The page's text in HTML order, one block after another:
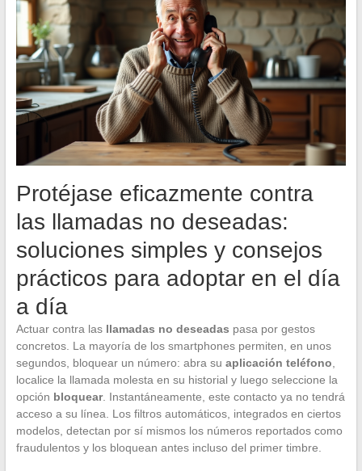
Protéjase eficazmente contra
las llamadas no deseadas:
soluciones simples y consejos
prácticos para adoptar en el día
a día
Actuar contra las llamadas no deseadas pasa por gestos
concretos. La mayoría de los smartphones permiten, en unos
segundos, bloquear un número: abra su aplicación teléfono
localice la llamada molesta en su historial y luego seleccione la
opción bloquear. Instantáneamente, este contacto ya no tendrá
acceso a su línea. Los filtros automáticos, integrados en ciertos
modelos, detectan por sí mismos los números reportados como
fraudulentos y los bloquean antes incluso del primer timbre.